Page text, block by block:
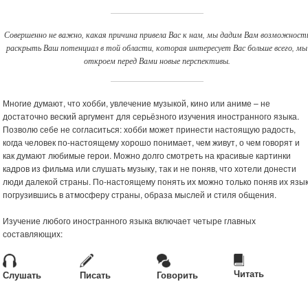
Совершенно не важно, какая причина привела Вас к нам, мы дадим Вам
раскрыть Ваш потенциал в той области, которая интересует Вас больше всего, мы
откроем перед Вами новые перспективы.
Многие думают, что хобби, увлечение музыкой, кино или аниме – не
достаточно веский аргумент для серьёзного изучения иностранного языка.
Позволю себе не согласиться: хобби может принести настоящую радость,
когда человек по-настоящему хорошо понимает, чем живут, о чем говорят и
как думают любимые герои. Можно долго смотреть на красивые картинки
кадров из фильма или слушать музыку, так и не поняв, что хотели донести
люди далекой страны. По-настоящему понять их можно только поняв их
погрузившись в атмосферу страны, образа мыслей и стиля общения.
Изучение любого иностранного языка включает четыре главных
составляющих:
Слушать Писать Говорить Читать